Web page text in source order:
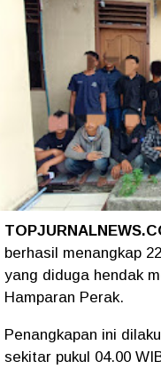
berhasil menangkap
yang diduga hendak
Hamparan Perak.
Penangkapan ini
sekitar pukul 04.00